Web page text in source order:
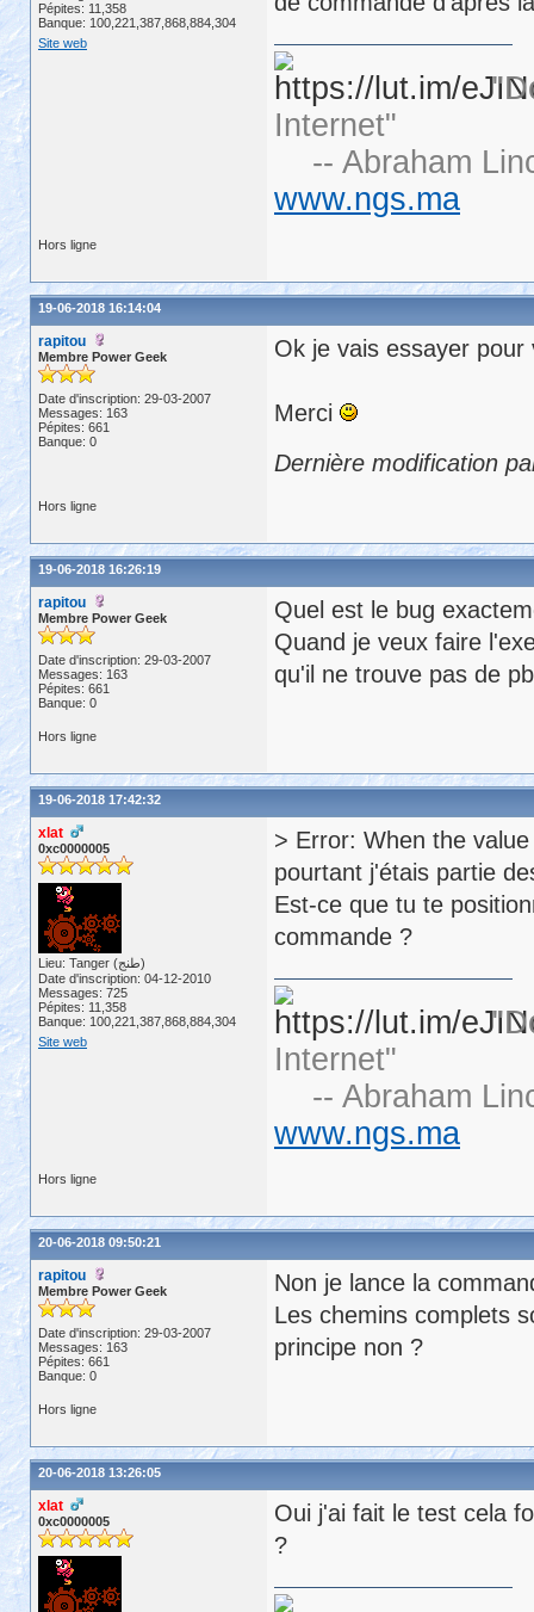
Pépites: 11,358
Banque: 100,221,387,868,884,304
Site web
Internet"
-- Abraham
www.ngs.ma
Hors ligne
19-06-2018 16:14:04
rapitou
Membre Power Geek
Date d'inscription: 29-03-2007
Messages: 163
Pépites: 661
Banque: 0
Ok je vais essayer
Merci
Dernière modification
Hors ligne
19-06-2018 16:26:19
rapitou
Membre Power Geek
Date d'inscription: 29-03-2007
Messages: 163
Pépites: 661
Banque: 0
Quel est le bug
Quand je veux faire
qu'il ne trouve pas de
Hors ligne
19-06-2018 17:42:32
xlat
0xc0000005
Lieu: Tanger (طنج)
Date d'inscription: 04-12-2010
Messages: 725
Pépites: 11,358
Banque: 100,221,387,868,884,304
Site web
> Error: When the
pourtant j'étais partie
Est-ce que tu te
commande ?
Internet"
-- Abraham
www.ngs.ma
Hors ligne
20-06-2018 09:50:21
rapitou
Membre Power Geek
Date d'inscription: 29-03-2007
Messages: 163
Pépites: 661
Banque: 0
Non je lance la
Les chemins complets
principe non ?
Hors ligne
20-06-2018 13:26:05
xlat
0xc0000005
Oui j'ai fait le test cela
?